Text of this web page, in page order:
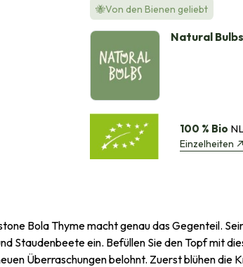
🐝Von den Bienen geliebt
Natural Bulbs
100 % Bio
Einzelheiten
Bola Thyme macht genau das Gegenteil.
Staudenbeete ein. Befüllen Sie den Topf mit
Überraschungen belohnt. Zuerst blühen die